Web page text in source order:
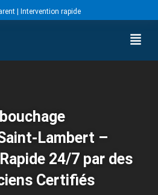
| Intervention rapide
–
24/7 par des
Certifiés